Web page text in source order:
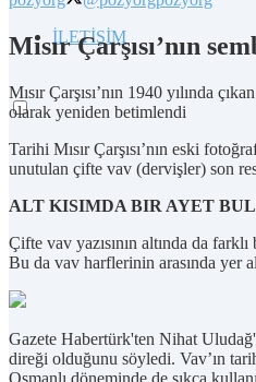
İLETİŞİM
Mısır Çarşısı’nın
Mısır Çarşısı’nın 1940 yılında
olarak yeniden betimlendi
Tarihi Mısır Çarşısı’nın eski
unutulan çifte vav (dervişler) son
ALT KISIMDA BIR AYET
Çifte vav yazısının altında da
Bu da vav harflerinin arasında yer
Gazete Habertürk'ten Nihat
direği olduğunu söyledi. Vav’ın
Osmanlı döneminde de sıkça